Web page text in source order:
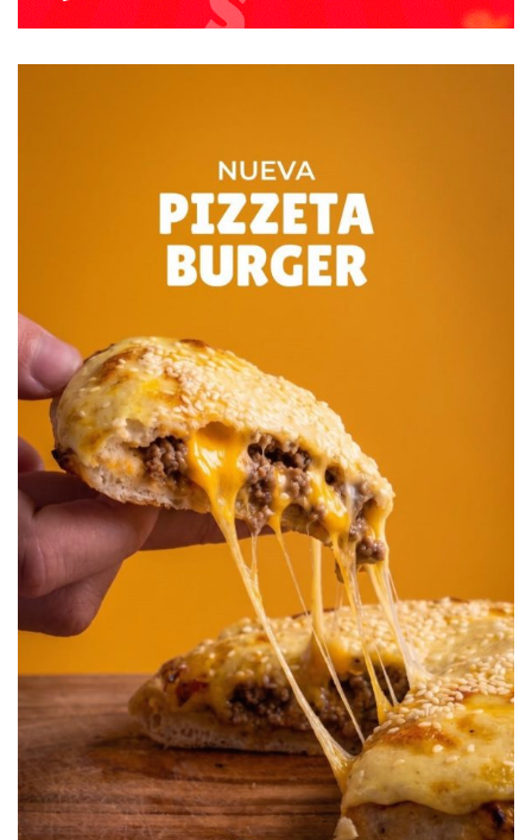
General Pinto, General Guido, Hipólito Yrigoyen, Florentino
Lezama, San Miguel del Monte.
¿Cuál es la situación en Dorrego?
A principios de diciembre pasado, el doctor Mauro Sueldo,
capacitación del Servicio de Asistencia Médica de
Emergencia – SAME – brindada para todo el personal de
Salud del distrito que interviene en las emergencias; se
llevó a cabo con muy asistencia compuesta de médicos,
enfermeros, ambulancieros y personal administrativo y
técnico.
Esta capacitación, obviamente, agregó el doctor Sueldo,
“va en pro de las mejoras de la calidad de atención y
equipamiento para el servicio a la comunidad”.
La jornada constó de un segmento teórico y finalizó con
prácticas con elementos de rescate, y reanimación.
En aquel momento, se anunció que “próximamente la
comuna recibirá una ambulancia con todos el
equipamiento necesario para acudir a la emergencia”.